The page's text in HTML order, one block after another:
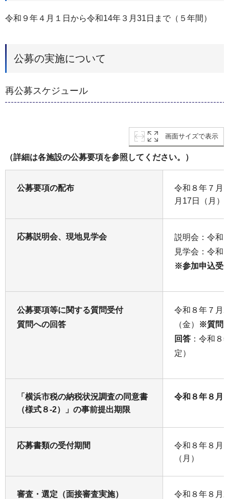
令和９年４月１日から令和14年３月31日まで（５年間）
公募の実施について
再公募スケジュール
画面サイズで表示
（詳細は各施設の公募要項を参照してください。）
公募要項の配布
令和８年７月
月17日（月）
応募説明会、現地見学会
説明会：令和
見学会：令和
※参加申込受
公募要項等に関する質問受付
質問への回答
令和８年７月
（金）
※質問
回答 ：令和８
定）
「横浜市税の納税状況調査の同意書
（様式８-2）」の事前提出期限
令和８年８月
応募書類の受付期間
令和８年８月
（月）
審査・選定（面接審査実施） 令和８年８月